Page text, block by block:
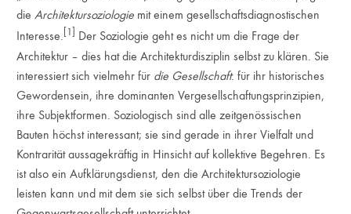
dieArchitektursoziologie mit einem gesellschaftsdiagnostischen
Interesse. [1]
Der Soziologie geht es nicht um die Frage der
Architektur – dies hat die Architekturdisziplin selbst zu klären. Sie
interessiert sich vielmehr für die Gesellschaft: für ihr historisches
Gewordensein, ihre dominanten Vergesellschaftungsprinzipien,
ihre Subjektformen. Soziologisch sind alle zeitgenössischen
Bauten höchst interessant; sie sind gerade in ihrer Vielfalt und
Kontrarität aussagekräftig in Hinsicht auf kollektive Begehren. Es
ist also ein Aufklärungsdienst, den die Architektursoziologie
leisten kann und mit dem sie sich selbst über die Trends der